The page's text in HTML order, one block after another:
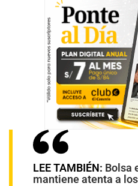
LEE TAMBIÉN: Bolsa
mantiene atenta a